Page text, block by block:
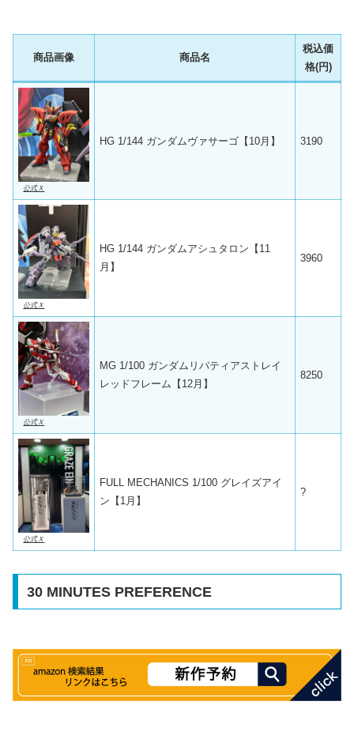
商品画像 商品名
税込価
格(円)
公式Ｘ
HG 1/144 ガンダムヴァサーゴ【10月】 3190
公式Ｘ
HG 1/144 ガンダムアシュタロン【11
月】
3960
公式Ｘ
MG 1/100 ガンダムリバティアストレイ
レッドフレーム【12月】
8250
公式Ｘ
FULL MECHANICS 1/100 グレイズアイ
ン【1月】
?
30 MINUTES PREFERENCE